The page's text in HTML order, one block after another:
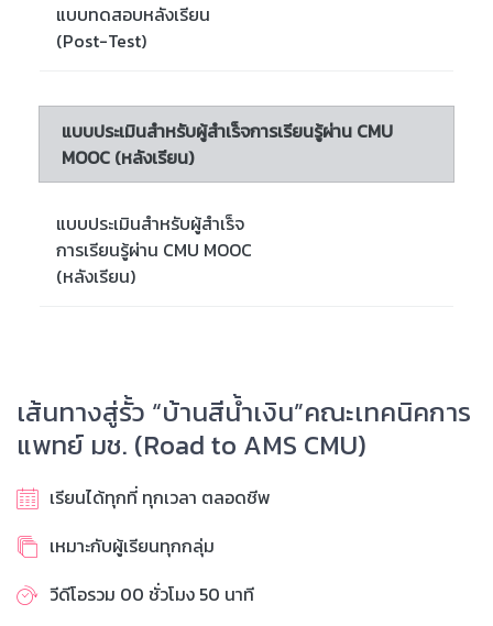
แบบทดสอบหลังเรียน
(Post-Test)
แบบประเมินสำหรับผู้สำเร็จการเรียนรู้ผ่าน CMU
MOOC (หลังเรียน)
แบบประเมินสำหรับผู้สำเร็จ
การเรียนรู้ผ่าน CMU MOOC
(หลังเรียน)
เส้นทางสู่รั้ว “บ้านสีน้ำเงิน”คณะเทคนิคการ
แพทย์ มช. (Road to AMS CMU)
เรียนได้ทุกที่ ทุกเวลา ตลอดชีพ
เหมาะกับผู้เรียนทุกกลุ่ม
วีดีโอรวม 00 ชั่วโมง 50 นาที